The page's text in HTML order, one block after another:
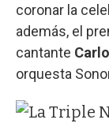
coronar la
además, el
cantante
orquesta